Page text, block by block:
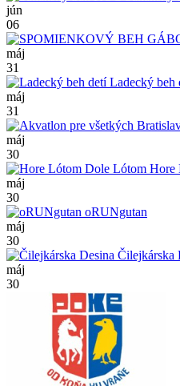
jún
06
máj
31
Ladecký beh
máj
31
máj
30
Hore
máj
30
oRUNgutan
máj
30
Čilejkárska
máj
30